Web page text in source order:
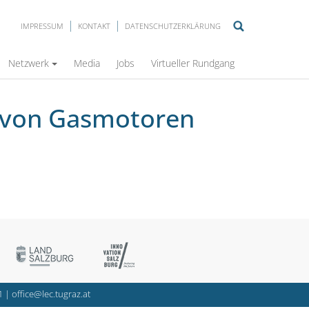
IMPRESSUM KONTAKT DATENSCHUTZERKLÄRUNG
Netzwerk Media Jobs Virtueller Rundgang
Gasmotoren
| office@lec.tugraz.at